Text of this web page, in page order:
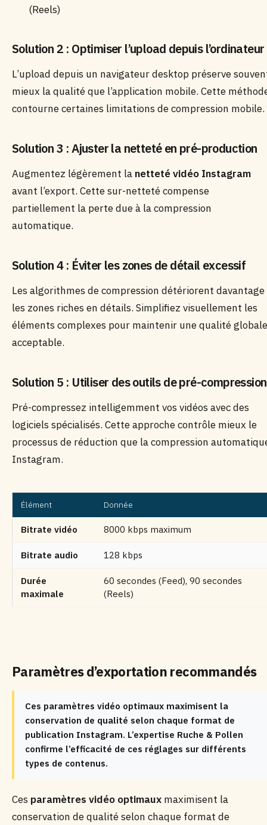
(Reels)
Solution 2 : Optimiser l’upload depuis l’ordinateur
L’upload depuis un navigateur desktop préserve
mieux la qualité que l’application mobile. Cette
contourne certaines limitations de compression mobile.
Solution 3 : Ajuster la netteté en pré-production
Augmentez légèrement la netteté vidéo Instagram
avant l’export. Cette sur-netteté compense
partiellement la perte due à la compression
automatique.
Solution 4 : Éviter les zones de détail excessif
Les algorithmes de compression détériorent davantage
les zones riches en détails. Simplifiez visuellement les
éléments complexes pour maintenir une qualité globale
acceptable.
Solution 5 : Utiliser des outils de pré-compression
Pré-compressez intelligemment vos vidéos avec des
logiciels spécialisés. Cette approche contrôle mieux le
processus de réduction que la compression
Instagram.
Élément Donnée
Bitrate vidéo 8000 kbps maximum
Bitrate audio 128 kbps
Durée
maximale
60 secondes (Feed), 90 secondes
(Reels)
Paramètres d’exportation recommandés
Ces paramètres vidéo optimaux maximisent la
conservation de qualité selon chaque format de
publication Instagram. L’expertise Ruche & Pollen
confirme l’efficacité de ces réglages sur différents
types de contenus.
Ces paramètres vidéo optimaux maximisent la
conservation de qualité selon chaque format de